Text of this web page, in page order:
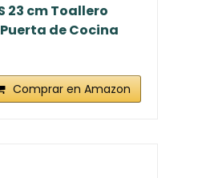
23 cm Toallero
de Cocina
Comprar en Amazon